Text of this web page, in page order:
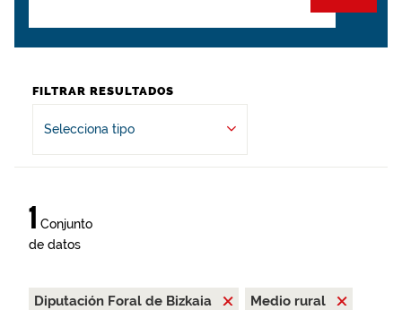
FILTRAR RESULTADOS
Selecciona tipo
1 Conjunto
de datos
Diputación Foral de Bizkaia
Medio rural